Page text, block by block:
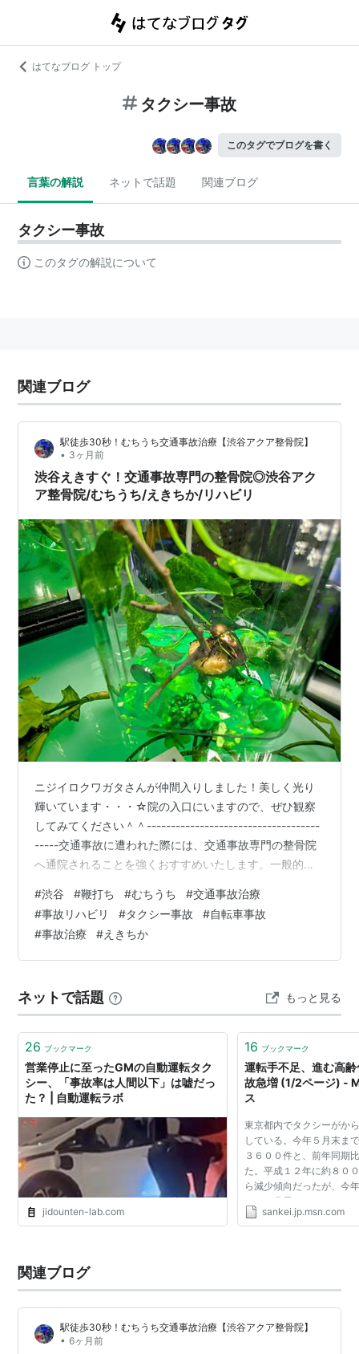
はてなブログ トップ
タクシー事故
このタグでブログを書く
言葉の解説 ネットで話題 関連ブログ
タクシー事故
このタグの解説について
関連ブログ
駅徒歩30秒！むちうち交通事故治療【渋谷アクア整骨院】
• 3ヶ月前
渋谷えきすぐ！交通事故専門の整骨院◎渋谷アク
ア整骨院/むちうち/えきちか/リハビリ
ニジイロクワガタさんが仲間入りしました！美しく光り
輝いています・・・☆院の入口にいますので、ぜひ観察
してみてください＾＾------------------------------------
-----交通事故に遭われた際には、交通事故専門の整骨院
へ通院されることを強くおすすめいたします。一般的な
の日常的な症状の施術を中心としており、その延長線上
で交通事故によるケガの対応を行っているケースが少な
くありません。しかし、交通事故によるケガは通常の不
調とは大きく異なり、専門的な知識と経験が必要とされ
な…
#渋谷 #鞭打ち #むちうち #交通事故治療
#事故リハビリ #タクシー事故 #自転車事故
#事故治療 #えきちか
ネットで話題 もっと見る
26 ブックマーク
営業停止に至ったGMの自動運転タク
シー、「事故率は人間以下」は嘘だっ
た？ | 自動運転ラボ
jidounten-lab.com
16 ブックマーク
運転手不足、進む高
故急増 (1/2ページ) -
ス
東京都内でタクシーがか
している。今年５月末ま
３６００件と、前年同期
た。平成１２年に約８０
ら減少傾向だったが、今
じた。背景にはタクシー
的な客取り合戦に加え、
sankei.jp.msn.com
関連ブログ
駅徒歩30秒！むちうち交通事故治療【渋谷アクア整骨院】
• 6ヶ月前